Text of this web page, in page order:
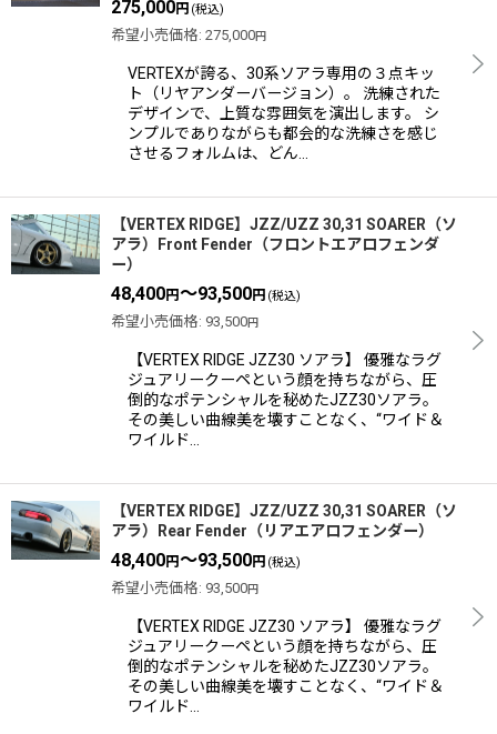
275,000円 (税込)
希望小売価格: 275,000円
VERTEXが誇る、30系ソアラ専用の３点キッ
ト（リヤアンダーバージョン）。 洗練された
デザインで、上質な雰囲気を演出します。 シ
ンプルでありながらも都会的な洗練さを感じ
させるフォルムは、どん…
【VERTEX RIDGE】JZZ/UZZ 30,31 SOARER（ソ
アラ）Front Fender（フロントエアロフェンダ
ー）
48,400円～93,500円 (税込)
希望小売価格: 93,500円
【VERTEX RIDGE JZZ30 ソアラ】 優雅なラグ
ジュアリークーペという顔を持ちながら、圧
倒的なポテンシャルを秘めたJZZ30ソアラ。
その美しい曲線美を壊すことなく、“ワイド＆
ワイルド…
【VERTEX RIDGE】JZZ/UZZ 30,31 SOARER（ソ
アラ）Rear Fender（リアエアロフェンダー）
48,400円～93,500円 (税込)
希望小売価格: 93,500円
【VERTEX RIDGE JZZ30 ソアラ】 優雅なラグ
ジュアリークーペという顔を持ちながら、圧
倒的なポテンシャルを秘めたJZZ30ソアラ。
その美しい曲線美を壊すことなく、“ワイド＆
ワイルド…